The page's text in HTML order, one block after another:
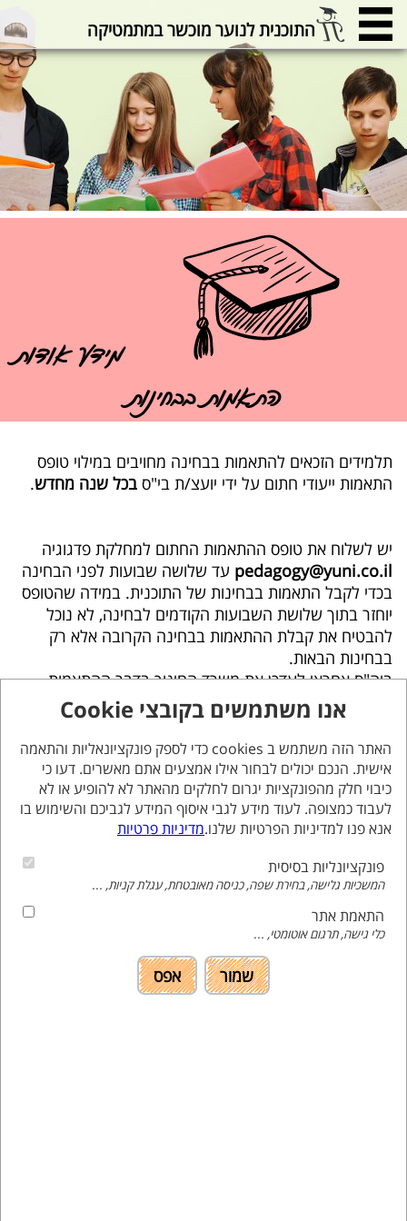
התוכנית לנוער מוכשר במתמטיקה
מידע אודות
התאמות בבחינות
תלמידים הזכאים להתאמות בבחינה מחויבים במילוי טופס
התאמות ייעודי חתום על ידי יועצ/ת בי"ס בכל שנה מחדש.
יש לשלוח את טופס ההתאמות החתום למחלקת פדגוגיה
pedagogy@yuni.co.il עד שלושה שבועות לפני הבחינה
בכדי לקבל התאמות בבחינות של התוכנית. במידה שהטופס
יוחזר בתוך שלושת השבועות הקודמים לבחינה, לא נוכל
להבטיח את קבלת ההתאמות בבחינה הקרובה אלא רק
בבחינות הבאות.
ביה"ס אחראי לעדכן את משרד החינוך בדבר ההתאמות
המגיעות לתלמידים בכדי שיוכלו לקבלן בבחינות הבגרות.
על מנת לקבל התאמות חריגות אלה בבגרות, יש
להתחיל תהליך ועדת חריגים של משרד החינוך (מול
יועצ/ת ביה"ס) החל מכיתה ט'.
אילן בלבד
להורדת טופס התאמות להחתמת יועצ/ת ביה"ס לחצו
בהתאם לשכבה :
אנו משתמשים בקובצי Cookie
האתר הזה משתמש ב cookies כדי לספק פונקציונאליות והתאמה
אישית. הנכם יכולים לבחור אילו אמצעים אתם מאשרים. דעו כי
כיבוי חלק מהפונקציות יגרום לחלקים מהאתר לא להופיע או לא
לעבוד כמצופה. לעוד מידע לגבי איסוף המידע לגביכם והשימוש בו
אנא פנו למדיניות הפרטיות שלנו.מדיניות פרטיות
פונקציונליות בסיסית
המשכיות גלישה, בחירת שפה, כניסה מאובטחת, עגלת קניות, ...
התאמת אתר
כלי גישה, תרגום אוטומטי, ...
שמור אפס